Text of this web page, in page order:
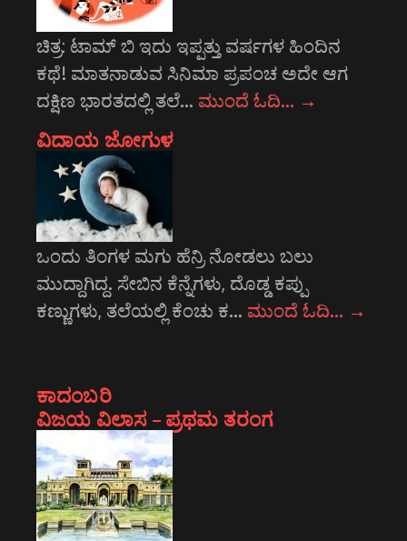
ಚಿತ್ರ: ಟಾಮ್ ಬಿ ಇದು ಇಪ್ಪತ್ತು ವರ್ಷಗಳ ಹಿಂದಿನ
ಕಥೆ! ಮಾತನಾಡುವ ಸಿನಿಮಾ ಪ್ರಪಂಚ ಅದೇ ಆಗ
ದಕ್ಷಿಣ ಭಾರತದಲ್ಲಿ ತಲೆ… ಮುಂದೆ ಓದಿ… →
ವಿದಾಯ ಜೋಗುಳ
ಒಂದು ತಿಂಗಳ ಮಗು ಹೆನ್ರಿ ನೋಡಲು ಬಲು
ಮುದ್ದಾಗಿದ್ದ. ಸೇಬಿನ ಕೆನ್ನೆಗಳು, ದೊಡ್ಡ ಕಪ್ಪು
ಕಣ್ಣುಗಳು, ತಲೆಯಲ್ಲಿ ಕೆಂಚು ಕ… ಮುಂದೆ ಓದಿ… →
ಕಾದಂಬರಿ
ವಿಜಯ ವಿಲಾಸ – ಪ್ರಥಮ ತರಂಗ